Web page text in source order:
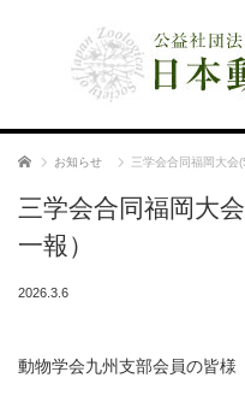
ホーム お知らせ 三学会合同福岡大会
三学会合同福岡大
一報）
2026.3.6
動物学会九州支部会員の皆様